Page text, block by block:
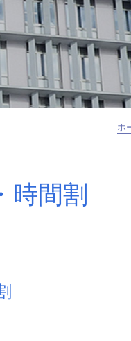
ホ
時間割